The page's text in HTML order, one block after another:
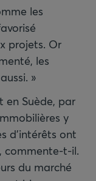
les
projets. Or
les
»
en Suède, par
y
d’intérêts ont
commente-t-il.
du marché